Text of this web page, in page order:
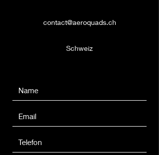
contact@aeroquads.ch
Schweiz